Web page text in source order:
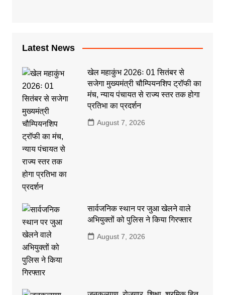
Latest News
खेल महाकुंभ 2026ः 01 सितंबर से
सजेगा मुख्यमंत्री चौम्पियनशिप ट्रॉफी का
मंच, न्याय पंचायत से राज्य स्तर तक होगा
प्रतिभा का प्रदर्शन
August 7, 2026
सार्वजनिक स्थान पर जुआ खेलने वाले
अभियुक्तों को पुलिस ने किया गिरफ्तार
August 7, 2026